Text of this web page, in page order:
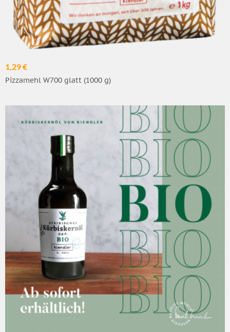
1,29 €
Pizzamehl W700 glatt (1000 g)